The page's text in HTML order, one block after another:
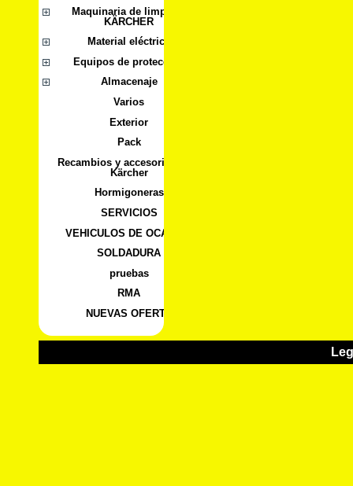
Maquinaria de limpieza
KÄRCHER
Material eléctrico
Equipos de protección
Almacenaje
Varios
Exterior
Pack
Recambios y accesorios para
Kärcher
Hormigoneras
SERVICIOS
VEHICULOS DE OCASION
SOLDADURA
pruebas
RMA
NUEVAS OFERTA